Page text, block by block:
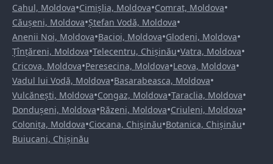
Cahul, Moldova•Cimișlia, Moldova•Comrat, Moldova•
Căușeni, Moldova•Ștefan Vodă, Moldova•
Anenii Noi, Moldova•Bacioi, Moldova•Glodeni, Moldova•
Țînțăreni, Moldova•Telecentru, Chișinău•Vatra, Moldova•
Cricova, Moldova•Peresecina, Moldova•Leova, Moldova•
Vadul lui Vodă, Moldova•Basarabeasca, Moldova•
Vulcănești, Moldova•Congaz, Moldova•Taraclia, Moldova•
Dondușeni, Moldova•Răzeni, Moldova•Criuleni, Moldova•
Colonița, Moldova•Ciocana, Chișinău•Botanica, Chișinău•
Buiucani, Chișinău